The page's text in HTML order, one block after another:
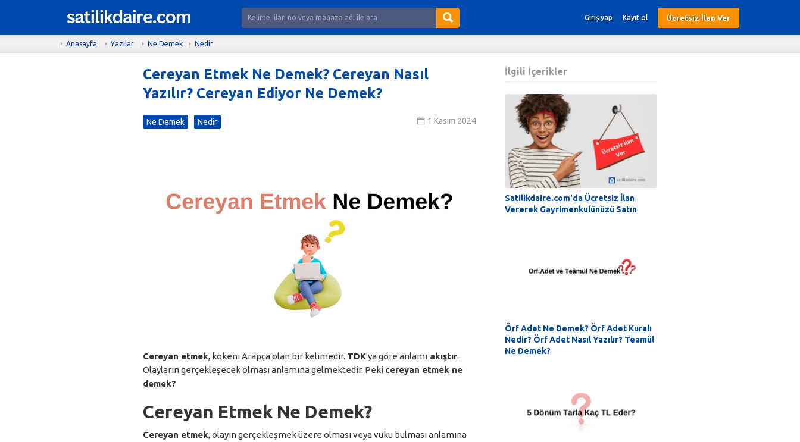
Giriş yap Kayıt ol Ücretsiz İlan Ver
Anasayfa Yazılar Ne Demek Nedir
Cereyan Etmek Ne Demek? Cereyan Nasıl
Yazılır? Cereyan Ediyor Ne Demek?
1 Kasım 2024
Ne Demek Nedir
Cereyan etmek, kökeni Arapça olan bir kelimedir. TDK'ya göre anlamı akıştır.
Olayların gerçekleşecek olması anlamına gelmektedir. Peki cereyan etmek ne
demek?
Cereyan Etmek Ne Demek?
Cereyan etmek, olayın gerçekleşmek üzere olması veya vuku bulması anlamına
İlgili İçerikler
Satilikdaire.com'da Ücretsiz İlan
Vererek Gayrimenkulünüzü Satın
Örf Adet Ne Demek? Örf Adet Kuralı
Nedir? Örf Adet Nasıl Yazılır? Teamül
Ne Demek?